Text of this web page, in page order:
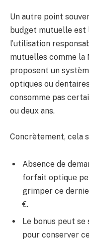
Un autre point
budget mutuelle est
l’utilisation
mutuelles comme la
proposent un
optiques ou
consomme pas
ou deux ans.
Concrètement, cela
Absence de
forfait optique
grimper ce
€.
Le bonus peut
pour conserver